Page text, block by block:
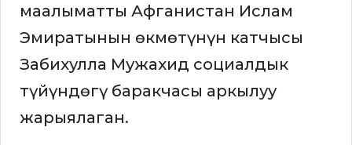
маалыматты Афганистан Ислам
Эмиратынын өкмөтүнүн катчысы
Забихулла Мужахид социалдык
түйүндөгү баракчасы аркылуу
жарыялаган.